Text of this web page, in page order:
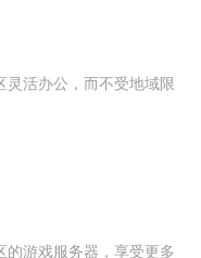
灵活办公，而不受地域限
游戏服务器，享受更多